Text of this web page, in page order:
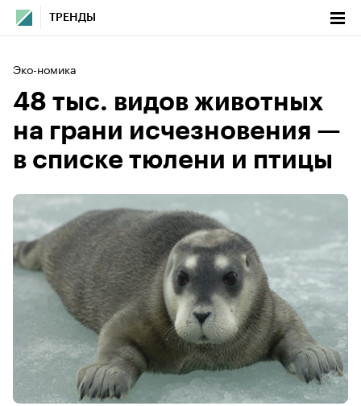
ТРЕНДЫ
Эко-номика
48 тыс. видов животных
на грани исчезновения —
в списке тюлени и птицы